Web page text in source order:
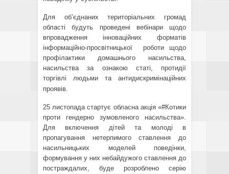
Для об’єднаних територіальних громад
області будуть проведені вебінари щодо
впровадження інноваційних форматів
інформаційно-просвітницької роботи щодо
профілактики домашнього насильства,
насильства за ознакою статі, протидії
торгівлі людьми та антидискримінаційних
проявів.
25 листопада стартує обласна акція «#Котики
проти гендерно зумовленого насильства».
Для включення дітей та молоді в
пропагування нетерпимого ставлення до
насильницьких моделей поведінки,
формування у них небайдужого ставлення до
постраждалих, буде розроблено серію